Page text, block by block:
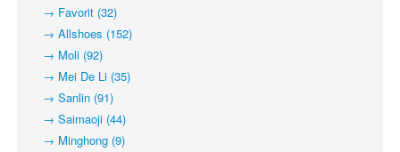
→ Favorit (32)
→ Allshoes (152)
→ Moli (92)
→ Mei De Li (35)
→ Sanlin (91)
→ Saimaoji (44)
→ Minghong (9)